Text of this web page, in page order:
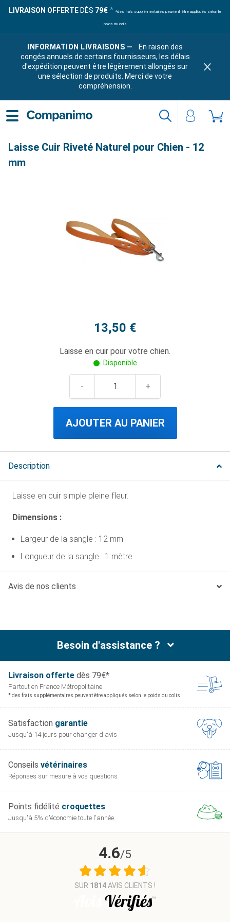
LIVRAISON OFFERTE DÈS 79€ *des frais supplémentaires peuvent être appliqués selon le
poids du colis
INFORMATION LIVRAISONS —
En raison des
congés annuels de certains fournisseurs, les délais
d'expédition peuvent être légèrement allongés sur
une sélection de produits. Merci de votre
compréhension.
Laisse Cuir Riveté Naturel pour Chien - 12
mm
13,50 €
Laisse en cuir pour votre chien.
Disponible
AJOUTER AU PANIER
Description
Laisse en cuir simple pleine fleur.
Dimensions :
Largeur de la sangle : 12 mm
Longueur de la sangle : 1 mètre
Avis de nos clients
Besoin d'assistance ?
Livraison offerte dès 79€*
Partout en France Métropolitaine
* des frais supplémentaires peuvent être appliqués selon le poids du colis
Satisfaction garantie
Jusqu'à 14 jours pour changer d'avis
Conseils vétérinaires
Réponses sur mesure à vos questions
Points fidélité croquettes
Jusqu'à 5% d'économie toute l'année
4.6/5
SUR 1814AVIS CLIENTS !